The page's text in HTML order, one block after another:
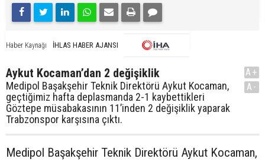
Haber Kaynağı İHLAS HABER AJANSI
Aykut Kocaman’dan 2 değişiklik
Medipol Başakşehir Teknik Direktörü Aykut Kocaman,
geçtiğimiz hafta deplasmanda 2-1 kaybettikleri
Göztepe müsabakasının 11’inden 2 değişiklik yaparak
Trabzonspor karşısına çıktı.
A+
A-
Medipol Başakşehir Teknik Direktörü Aykut Kocaman,